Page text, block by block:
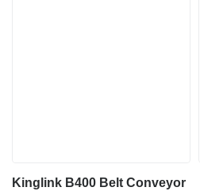
Kinglink B400 Belt Conveyor